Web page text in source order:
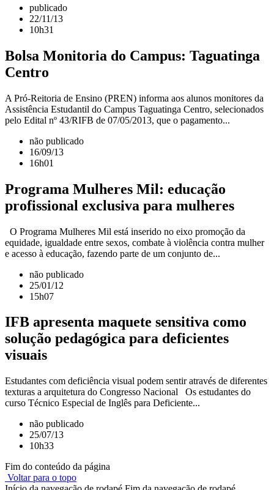
publicado
22/11/13
10h31
Bolsa Monitoria do Campus: Taguatinga
Centro
A Pró-Reitoria de Ensino (PREN) informa aos alunos monitores da
Assistência Estudantil do Campus Taguatinga Centro, selecionados
pelo Edital nº 43/RIFB de 07/05/2013, que o pagamento...
não publicado
16/09/13
16h01
Programa Mulheres Mil: educação
profissional exclusiva para mulheres
O Programa Mulheres Mil está inserido no eixo promoção da
equidade, igualdade entre sexos, combate à violência contra mulher
e acesso à educação, fazendo parte de um conjunto de...
não publicado
25/01/12
15h07
IFB apresenta maquete sensitiva como
solução pedagógica para deficientes
visuais
Estudantes com deficiência visual podem sentir através de diferentes
texturas a arquitetura do Congresso Nacional Os estudantes do
curso Técnico Especial de Inglês para Deficiente...
não publicado
25/07/13
10h33
Fim do conteúdo da página
Voltar para o topo